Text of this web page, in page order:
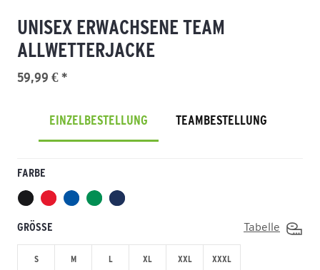
UNISEX ERWACHSENE TEAM
ALLWETTERJACKE
59,99 € *
EINZELBESTELLUNG TEAMBESTELLUNG
FARBE
GRÖSSE Tabelle
S M L XL XXL XXXL